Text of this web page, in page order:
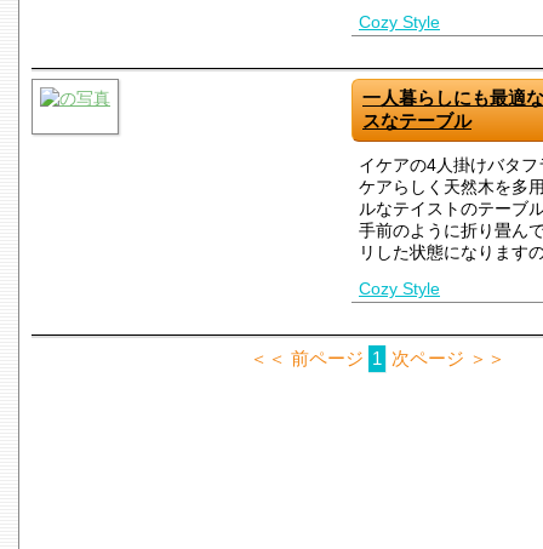
Cozy Style
一人暮らしにも最適
スなテーブル
イケアの4人掛けバタ
ケアらしく天然木を多
ルなテイストのテーブ
手前のように折り畳ん
リした状態になります
Cozy Style
＜＜ 前ページ 1 次ページ ＞＞